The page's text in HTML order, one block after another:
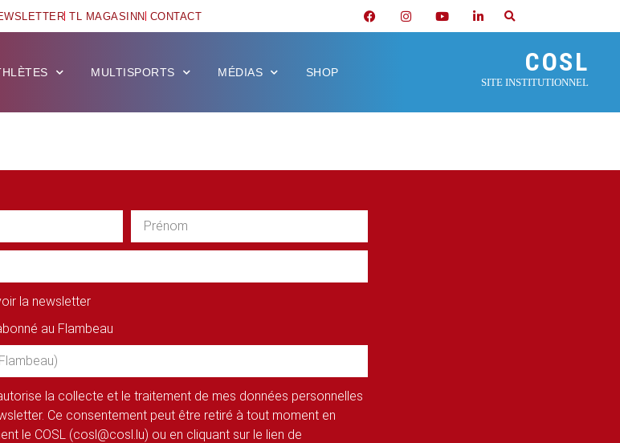
TL MAGASINN CONTACT
MULTISPORTS MÉDIAS SHOP COSL
SITE INSTITUTIONNEL
la newsletter
au Flambeau
la collecte et le traitement de mes données personnelles
Ce consentement peut être retiré à tout moment en
le COSL (cosl@cosl.lu) ou en cliquant sur le lien de